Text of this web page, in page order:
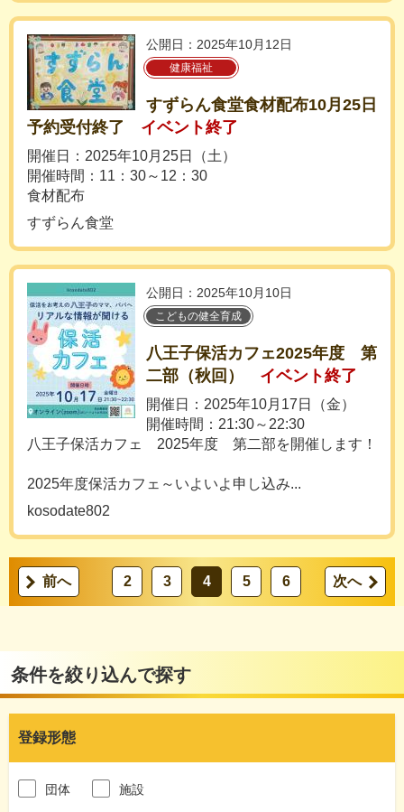
公開日：2025年10月12日
健康福祉
すずらん食堂食材配布10月25日
予約受付終了
イベント終了
開催日：2025年10月25日（土）
開催時間：11：30～12：30
食材配布
すずらん食堂
公開日：2025年10月10日
こどもの健全育成
八王子保活カフェ2025年度 第
二部（秋回）
イベント終了
開催日：2025年10月17日（金）
開催時間：21:30～22:30
八王子保活カフェ 2025年度 第二部を開催します！
2025年度保活カフェ～いよいよ申し込み...
kosodate802
前へ 2 3 4 5 6 次へ
条件を絞り込んで探す
登録形態
団体 施設